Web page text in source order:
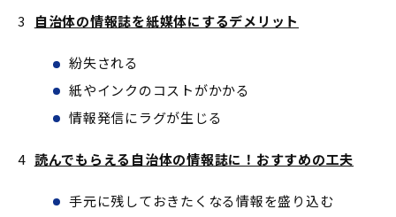
自治体の情報誌を紙媒体にするデメリット
紛失される
紙やインクのコストがかかる
情報発信にラグが生じる
読んでもらえる自治体の情報誌に！おすすめの工夫
手元に残しておきたくなる情報を盛り込む